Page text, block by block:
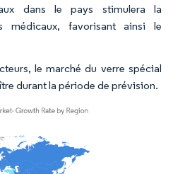
dans le pays stimulera la
médicaux, favorisant ainsi le
le marché du verre spécial
durant la période de prévision.